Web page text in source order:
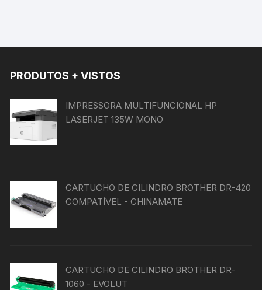
PRODUTOS + VISTOS
IMPRESSORA MULTIFUNCIONAL HP
LASERJET 135W MONO
CARTUCHO DE CILINDRO BROTHER DR-420
COMPATÍVEL - CHINAMATE
CARTUCHO DE CILINDRO BROTHER DR-
1060 - EVOLUT